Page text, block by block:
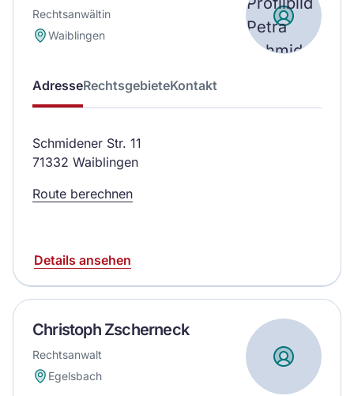
Rechtsanwältin
Waiblingen
AdresseRechtsgebieteKontakt
Schmidener Str. 11
71332 Waiblingen
Route berechnen
Details ansehen
Christoph Zscherneck
Rechtsanwalt
Egelsbach